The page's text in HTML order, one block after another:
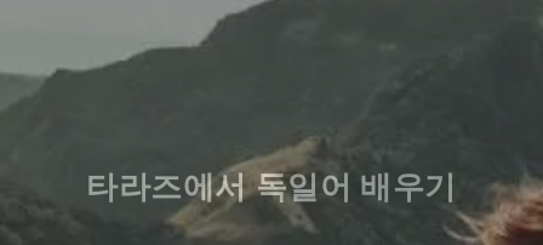
타라즈에서 독일어 배우기